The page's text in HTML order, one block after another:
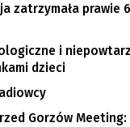
zatrzymała prawie
i
dzieci
Gorzów Meeting: